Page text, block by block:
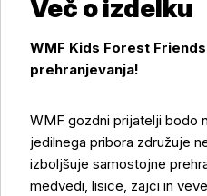
Več o izdelku
WMF Kids Forest
prehranjevanja!
WMF gozdni prijatelji bodo
jedilnega pribora združuje
izboljšuje samostojne
medvedi, lisice, zajci in